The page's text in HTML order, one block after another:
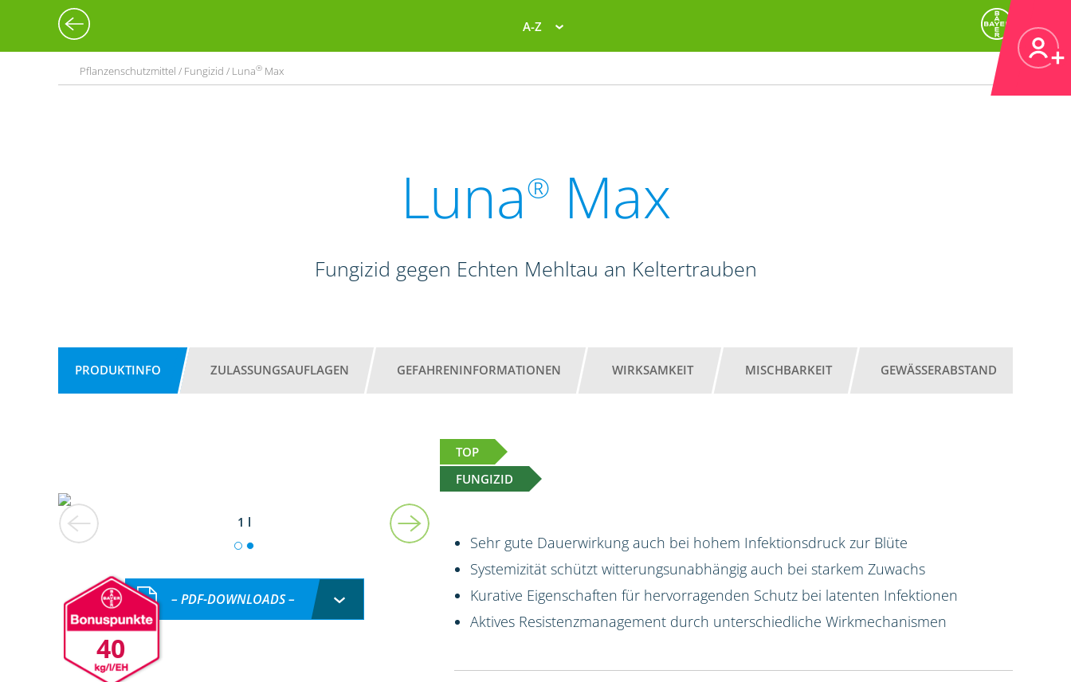
A-Z
Pflanzenschutzmittel / Fungizid / Luna® Max
Luna® Max
Fungizid gegen Echten Mehltau an Keltertrauben
PRODUKTINFO ZULASSUNGSAUFLAGEN GEFAHRENINFORMATIONEN WIRKSAMKEIT MISCHBARKEIT GEWÄSSERABSTAND
TOP
FUNGIZID
1 l
40
– PDF-DOWNLOADS –
Sehr gute Dauerwirkung auch bei hohem Infektionsdruck zur Blüte
Systemizität schützt witterungsunabhängig auch bei starkem Zuwachs
Kurative Eigenschaften für hervorragenden Schutz bei latenten Infektionen
Aktives Resistenzmanagement durch unterschiedliche Wirkmechanismen